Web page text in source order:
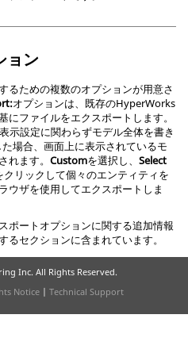
ョン
るための複数のオプションが用意さ
オプションは、既存のHyperWorks
ファイルをエクスポートします。
示設定に関わらずモデル全体を書き
場合、画面上に表示されているモ
れます。 Customを選択し、 Select
クリックして個々のエンティティを
ウザを使用してエクスポートしま
ポートオプションに関する追加情報
るセクションに含まれています。
Inc. All Rights Reserved.
Notice | Technical Support